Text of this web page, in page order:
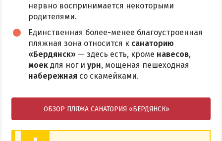
нервно воспринимается некоторыми
родителями.
Единственная более-менее благоустроенная
пляжная зона относится к санаторию
«Бердянск» — здесь есть, кроме навесов,
моек для ног и урн, мощеная пешеходная
набережная со скамейками.
ОБЗОР ПЛЯЖА САНАТОРИЯ «БЕРДЯНСК»